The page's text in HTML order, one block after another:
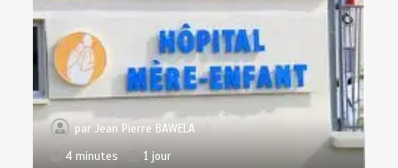
parJean Pierre BAWELA
4 minutes
1 jour